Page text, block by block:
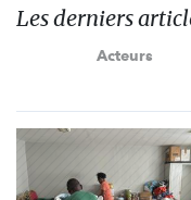
Les derniers
Acteurs